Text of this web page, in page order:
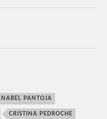
PANTOJA
CRISTINA PEDROCHE